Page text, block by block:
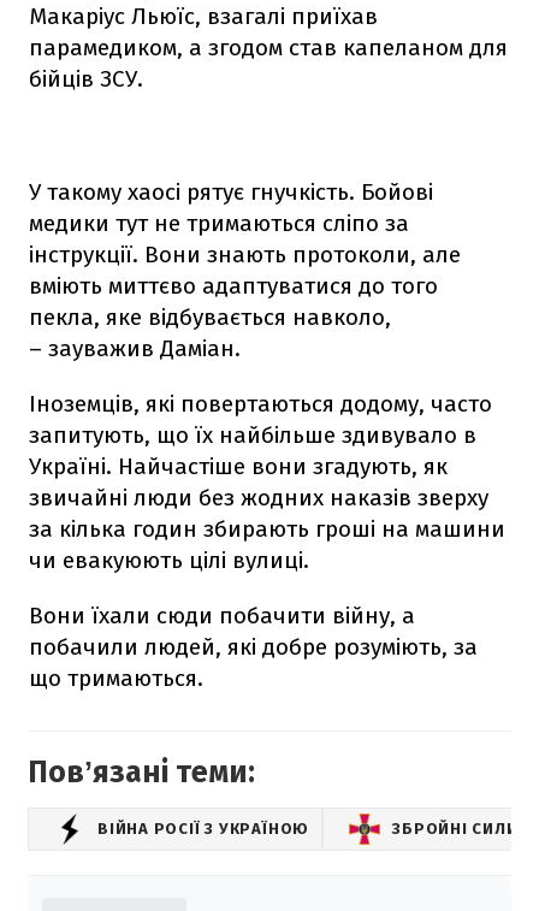
Макаріус Льюїс, взагалі приїхав
парамедиком, а згодом став капеланом для
бійців ЗСУ.
У такому хаосі рятує гнучкість. Бойові
медики тут не тримаються сліпо за
інструкції. Вони знають протоколи, але
вміють миттєво адаптуватися до того
пекла, яке відбувається навколо,
– зауважив Даміан.
Іноземців, які повертаються додому, часто
запитують, що їх найбільше здивувало в
Україні. Найчастіше вони згадують, як
звичайні люди без жодних наказів зверху
за кілька годин збирають гроші на машини
чи евакуюють цілі вулиці.
Вони їхали сюди побачити війну, а
побачили людей, які добре розуміють, за
що тримаються.
Повʼязані теми:
ВІЙНА РОСІЇ З УКРАЇНОЮ ЗБРОЙНІ СИЛИ